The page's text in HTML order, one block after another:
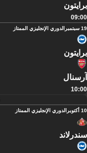
برايتون
09:00
19 سبتمبر الدوري الإنجليزي الممتاز
برايتون
آرسنال
10:00
10 أكتوبر الدوري الإنجليزي الممتاز
سندرلاند